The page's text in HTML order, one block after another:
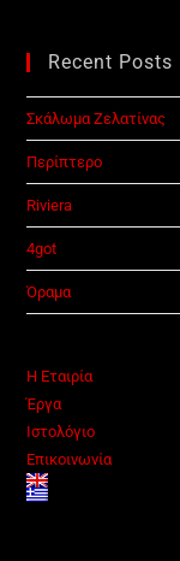
Recent Posts
Σκάλωμα Ζελατίνας
Περίπτερο
Riviera
4got
Όραμα
Η Εταιρία
Έργα
Ιστολόγιο
Επικοινωνία